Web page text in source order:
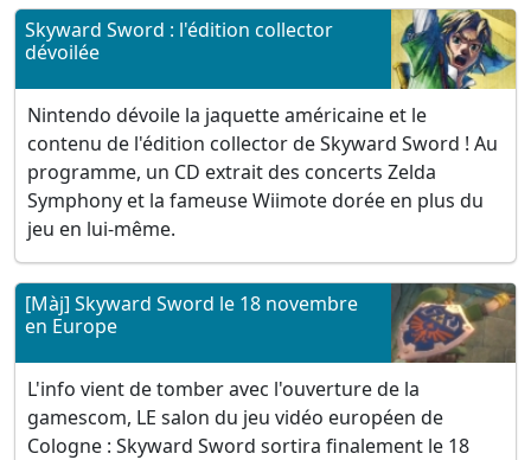
Skyward Sword : l'édition collector
dévoilée
Nintendo dévoile la jaquette américaine et le
contenu de l'édition collector de Skyward Sword ! Au
programme, un CD extrait des concerts Zelda
Symphony et la fameuse Wiimote dorée en plus du
jeu en lui-même.
[Màj] Skyward Sword le 18 novembre
en Europe
L'info vient de tomber avec l'ouverture de la
gamescom, LE salon du jeu vidéo européen de
Cologne : Skyward Sword sortira finalement le 18